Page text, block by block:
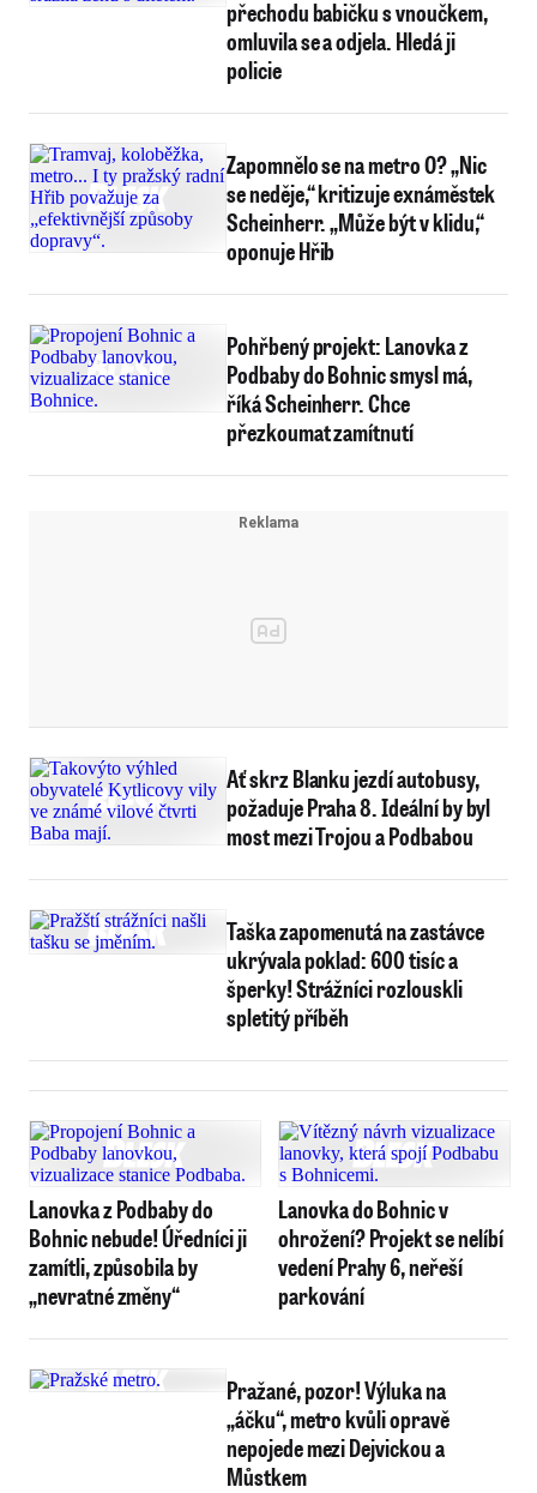
přechodu babičku s vnoučkem,
omluvila se a odjela. Hledá ji
policie
Zapomnělo se na metro O? „Nic
se neděje,“ kritizuje exnáměstek
Scheinherr. „Může být v klidu,“
oponuje Hřib
Pohřbený projekt: Lanovka z
Podbaby do Bohnic smysl má,
říká Scheinherr. Chce
přezkoumat zamítnutí
Ať skrz Blanku jezdí autobusy,
požaduje Praha 8. Ideální by byl
most mezi Trojou a Podbabou
Taška zapomenutá na zastávce
ukrývala poklad: 600 tisíc a
šperky! Strážníci rozlouskli
spletitý příběh
Lanovka z Podbaby do
Bohnic nebude! Úředníci ji
zamítli, způsobila by
„nevratné změny“
Lanovka do Bohnic v
ohrožení? Projekt se nelíbí
vedení Prahy 6, neřeší
parkování
Pražané, pozor! Výluka na
„áčku“, metro kvůli opravě
nepojede mezi Dejvickou a
Můstkem